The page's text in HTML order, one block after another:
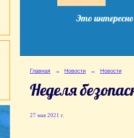
Это интересно
Главная → Новости → Новости
Неделя
27 мая 2021 г.